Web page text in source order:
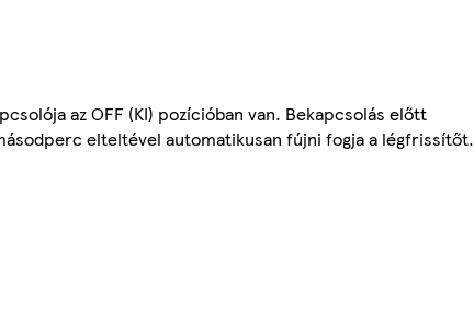
az OFF (KI) pozícióban van. Bekapcsolás előtt
elteltével automatikusan fújni fogja a légfrissítőt.